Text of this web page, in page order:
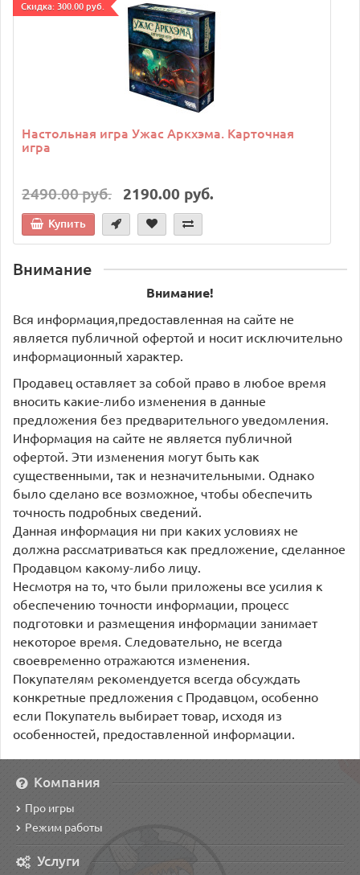
Cкидка: 300.00 руб.
Настольная игра Ужас Аркхэма. Карточная
игра
2490.00 руб. 2190.00 руб.
Купить
Внимание
Внимание!
Вся информация,предоставленная на сайте не
является публичной офертой и носит исключительно
информационный характер.
Продавец оставляет за собой право в любое время
вносить какие-либо изменения в данные
предложения без предварительного уведомления.
Информация на сайте не является публичной
офертой. Эти изменения могут быть как
существенными, так и незначительными. Однако
было сделано все возможное, чтобы обеспечить
точность подробных сведений.
Данная информация ни при каких условиях не
должна рассматриваться как предложение, сделанное
Продавцом какому-либо лицу.
Несмотря на то, что были приложены все усилия к
обеспечению точности информации, процесс
подготовки и размещения информации занимает
некоторое время. Следовательно, не всегда
своевременно отражаются изменения.
Покупателям рекомендуется всегда обсуждать
конкретные предложения с Продавцом, особенно
если Покупатель выбирает товар, исходя из
особенностей, предоставленной информации.
Компания
Про игры
Режим работы
Услуги